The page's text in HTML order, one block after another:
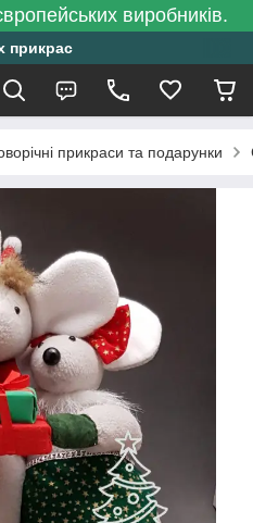
виробників.
прикрас
прикраси та подарунки